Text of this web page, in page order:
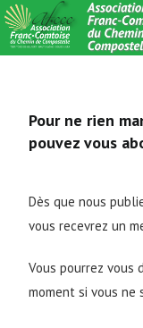
Pour ne rien
pouvez vous
Dès que nous
vous recevrez un
Vous pourrez
moment si vous ne